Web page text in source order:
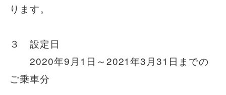
会社案内
ります。
３ 設定日
2020年9月1日～2021年3月31日までの
ご乗車分